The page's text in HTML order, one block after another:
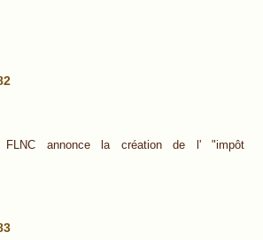
FLNC annonce la création de l' "impôt